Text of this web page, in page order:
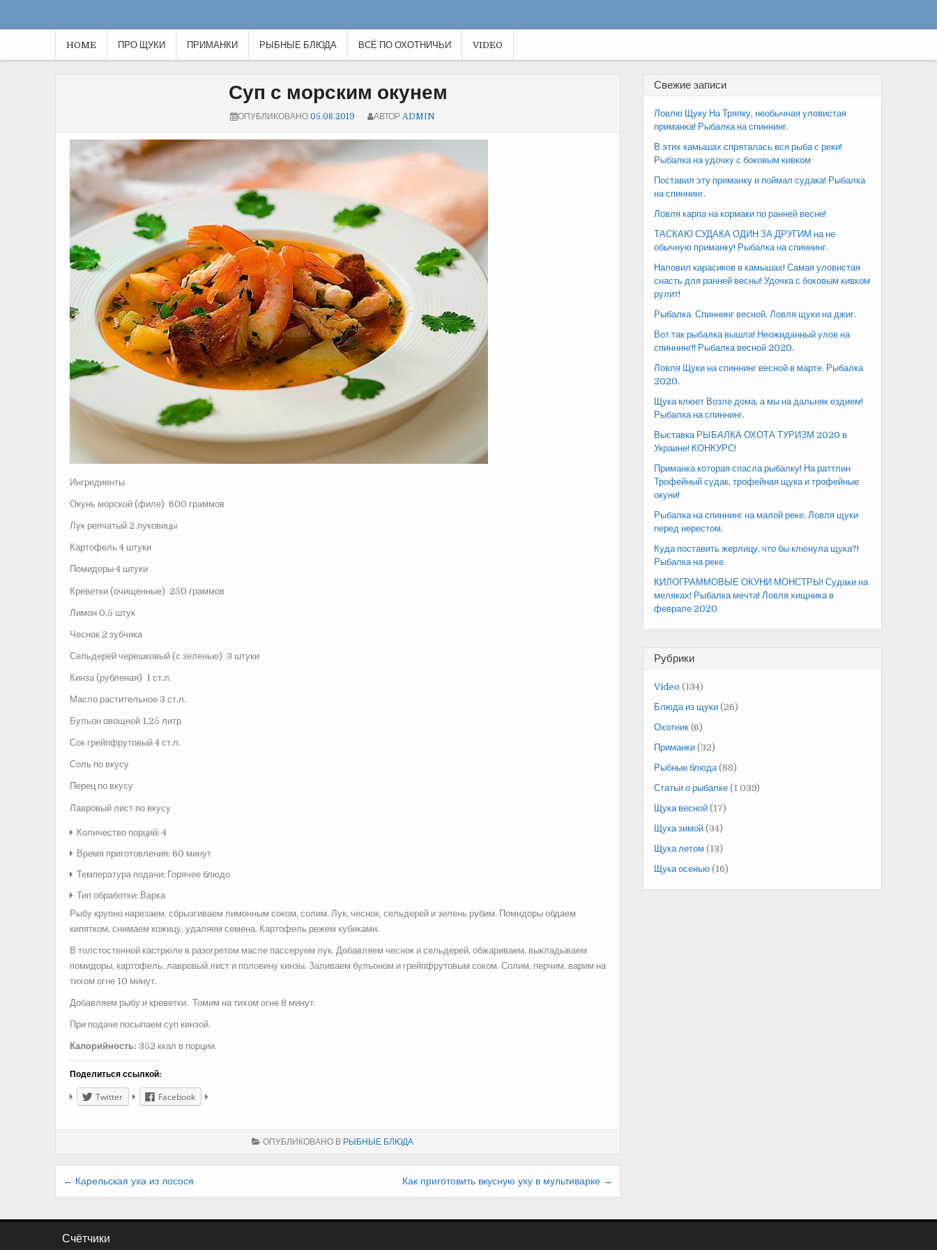
HOME ПРО ЩУКИ ПРИМАНКИ РЫБНЫЕ БЛЮДА ВСЁ ПО ОХОТНИЧЬИ VIDEO
Суп с морским окунем
ОПУБЛИКОВАНО 05.08.2019 АВТОР ADMIN
Ингредиенты
Окунь морской (филе) 600 граммов
Лук репчатый 2 луковицы
Картофель 4 штуки
Помидоры 4 штуки
Креветки (очищенные) 250 граммов
Лимон 0,5 штук
Чеснок 2 зубчика
Сельдерей черешковый (с зеленью) 3 штуки
Кинза (рубленая) 1 ст.л.
Масло растительное 3 ст.л.
Бульон овощной 1,25 литр
Сок грейпфрутовый 4 ст.л.
Соль по вкусу
Перец по вкусу
Лавровый лист по вкусу
Количество порций: 4
Время приготовления: 60 минут
Температура подачи: Горячее блюдо
Тип обработки: Варка
Рыбу крупно нарезаем, сбрызгиваем лимонным соком, солим. Лук, чеснок, сельдерей и зелень рубим. Помидоры обдаем
кипятком, снимаем кожицу, удаляем семена. Картофель режем кубиками.
В толстостенной кастрюле в разогретом масле пассеруем лук. Добавляем чеснок и сельдерей, обжариваем, выкладываем
помидоры, картофель, лавровый лист и половину кинзы. Заливаем бульоном и грейпфрутовым соком. Солим, перчим, варим на
тихом огне 10 минут.
Добавляем рыбу и креветки. Томим на тихом огне 8 минут.
При подаче посыпаем суп кинзой.
Калорийность: 352 ккал в порции.
Поделиться ссылкой:
Twitter Facebook
ОПУБЛИКОВАНО В РЫБНЫЕ БЛЮДА
Навигация
записям
← Карельская уха из лосося Как приготовить вкусную уху в мультиварке →
Свежие записи
Ловлю Щуку На Тряпку, необычная уловистая
приманка! Рыбалка на спиннинг.
В этих камышах спряталась вся рыба с реки!
Рыбалка на удочку с боковым кивком
Поставил эту приманку и поймал судака! Рыбалка
на спиннинг.
Ловля карпа на кормаки по ранней весне!
ТАСКАЮ СУДАКА ОДИН ЗА ДРУГИМ на не
обычную приманку! Рыбалка на спиннинг.
Наловил карасиков в камышах! Самая уловистая
снасть для ранней весны! Удочка с боковым кивком
рулит!
Рыбалка. Спиннинг весной. Ловля щуки на джиг.
Вот так рыбалка вышла! Неожиданный улов на
спиннинг!! Рыбалка весной 2020.
Ловля Щуки на спиннинг весной в марте. Рыбалка
2020.
Щука клюет Возле дома, а мы на дальняк ездием!
Рыбалка на спиннинг.
Выставка РЫБАЛКА ОХОТА ТУРИЗМ 2020 в
Украине! КОНКУРС!
Приманка которая спасла рыбалку! На раттлин
Трофейный судак, трофейная щука и трофейные
окуни!
Рыбалка на спиннинг на малой реке. Ловля щуки
перед нерестом.
Куда поставить жерлицу, что бы клюнула щука?!
Рыбалка на реке.
КИЛОГРАММОВЫЕ ОКУНИ МОНСТРЫ! Судаки на
меляках! Рыбалка мечта! Ловля хищника в
феврале 2020
Рубрики
Video (134)
Блюда из щуки (26)
Охотник (6)
Приманки (32)
Рыбные блюда(88)
Статьи о рыбалке (1 039)
Щука весной (17)
Щука зимой (34)
Щука летом (13)
Щука осенью (16)
Счётчики